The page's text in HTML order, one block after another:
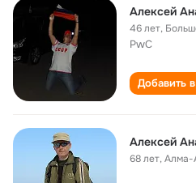
Алексей
46 лет,
PwC
Добавить
Алексей
68 лет,Алма-